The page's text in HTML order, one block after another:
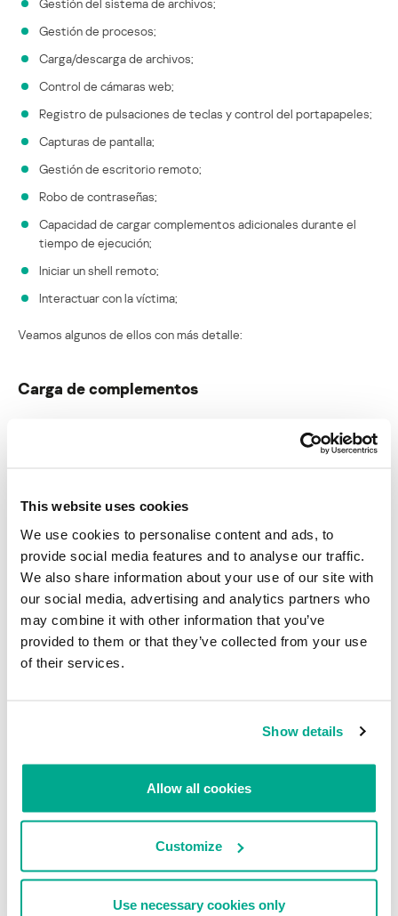
This website uses cookies
We use cookies to personalise content and ads, to
provide social media features and to analyse our traffic.
We also share information about your use of our site with
our social media, advertising and analytics partners who
may combine it with other information that you’ve
provided to them or that they’ve collected from your use
of their services.
Show details
Allow all cookies
Customize
Use necessary cookies only
Gestión del sistema de archivos;
Gestión de procesos;
Carga/descarga de archivos;
Control de cámaras web;
Registro de pulsaciones de teclas y control del portapapeles;
Capturas de pantalla;
Gestión de escritorio remoto;
Robo de contraseñas;
Capacidad de cargar complementos adicionales durante el
tiempo de ejecución;
Iniciar un shell remoto;
Interactuar con la víctima;
Veamos algunos de ellos con más detalle:
Carga de complementos
cargada. La figura a continuación muestra el código completo.
Registro de pulsaciones de teclas y
portapapeles
de pulsación (al soltar la tecla) al C2. También utiliza bibliotecas
contenido del portapapeles de la víctima.
Robo de credenciales del navegador
El RAT puede robar las credenciales de los principales
navegadores: Chrome, Edge, Opera, Brave, Iridium, Vivaldi.